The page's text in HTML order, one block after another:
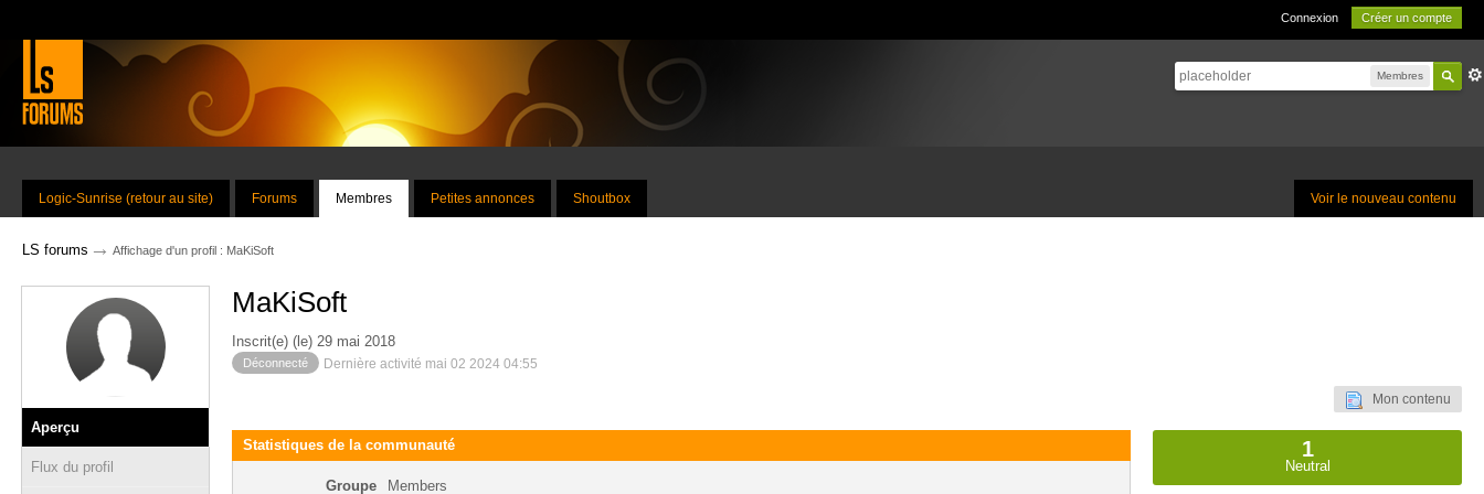
Connexion Créer un compte
Membres
Voir le nouveau contenu
Logic-Sunrise (retour au site) Forums Membres Petites annonces Shoutbox
LS forums → Affichage d'un profil : MaKiSoft
Aperçu
Flux du profil
MaKiSoft
Inscrit(e) (le) 29 mai 2018
Déconnecté Dernière activité mai 02 2024 04:55
Mon contenu
Statistiques de la communauté
Groupe Members
1
Neutral